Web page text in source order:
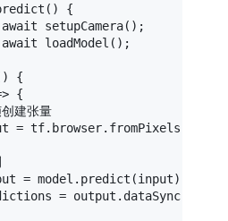
( ) {
await setupCamera();
await loadModel ();
) {
{
建张量
= tf. browser. fromPixels
= model. predict (input);
= output. dataSync